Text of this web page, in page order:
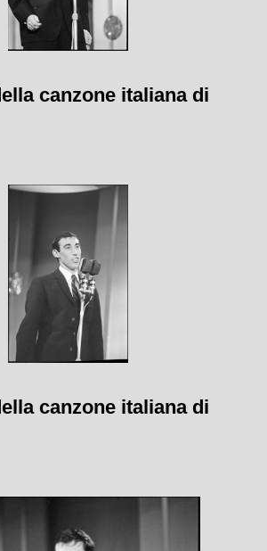
canzone italiana di
canzone italiana di